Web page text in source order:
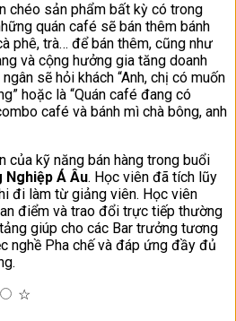
chéo sản phẩm bất kỳ có trong
quán café sẽ bán thêm bánh
phê, trà… để bán thêm, cũng như
và cộng hưởng gia tăng doanh
sẽ hỏi khách “Anh, chị có muốn
hoặc là “Quán café đang có
café và bánh mì chà bông, anh
của kỹ năng bán hàng trong buổi
Nghiệp Á Âu. Học viên đã tích lũy
đi làm từ giảng viên. Học viên
điểm và trao đổi trực tiếp thường
giúp cho các Bar trưởng tương
nghề Pha chế và đáp ứng đầy đủ
☆